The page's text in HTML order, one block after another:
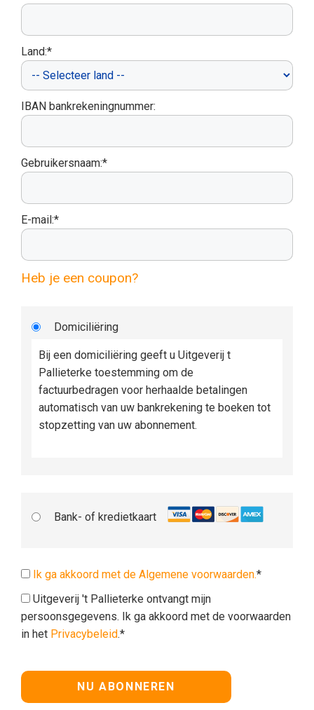
Land:*
IBAN bankrekeningnummer:
Gebruikersnaam:*
E-mail:*
Heb je een coupon?
Domiciliëring
Bij een domiciliëring geeft u Uitgeverij t
Pallieterke toestemming om de
factuurbedragen voor herhaalde betalingen
automatisch van uw bankrekening te boeken tot
stopzetting van uw abonnement.
Bank- of kredietkaart
Ik ga akkoord met de Algemene voorwaarden.*
Uitgeverij 't Pallieterke ontvangt mijn
persoonsgegevens. Ik ga akkoord met de voorwaarden
in het Privacybeleid.*
Geen waarde